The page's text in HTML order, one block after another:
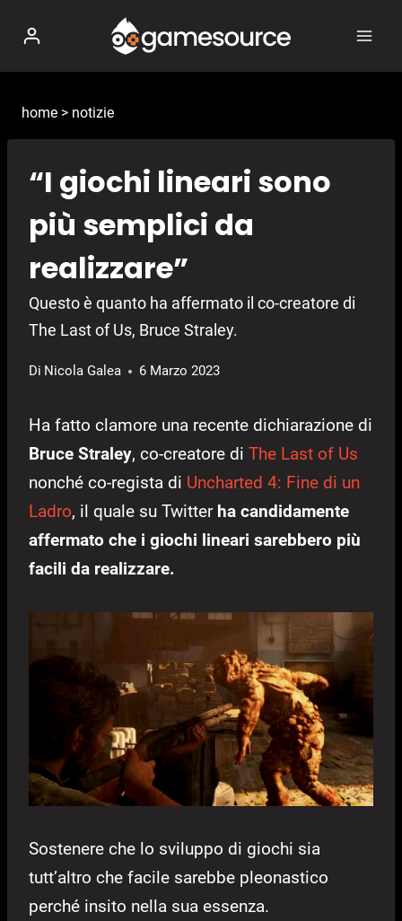
contenuto
home > notizie
“I giochi lineari sono
più semplici da
realizzare”
Questo è quanto ha affermato il co-creatore di
The Last of Us, Bruce Straley.
Di Nicola Galea 6 Marzo 2023
Ha fatto clamore una recente dichiarazione di
Bruce Straley, co-creatore di The Last of Us
nonché co-regista di Uncharted 4: Fine di un
Ladro, il quale su Twitter ha candidamente
affermato che i giochi lineari sarebbero più
facili da realizzare.
Sostenere che lo sviluppo di giochi sia
tutt’altro che facile sarebbe pleonastico
perché insito nella sua essenza.